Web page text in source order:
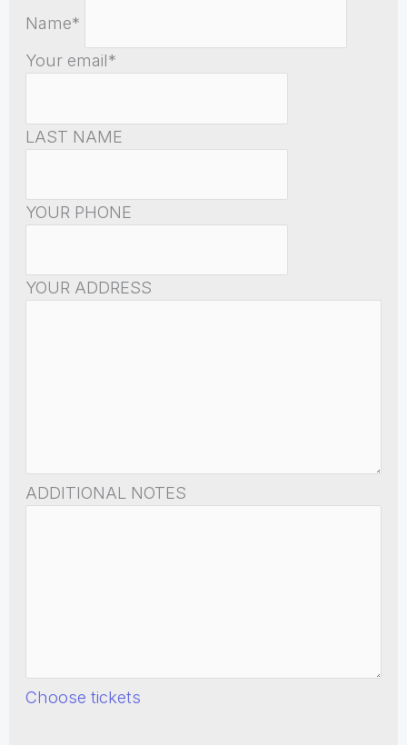
Name*
Your email*
LAST NAME
YOUR PHONE
YOUR ADDRESS
ADDITIONAL NOTES
Choose tickets